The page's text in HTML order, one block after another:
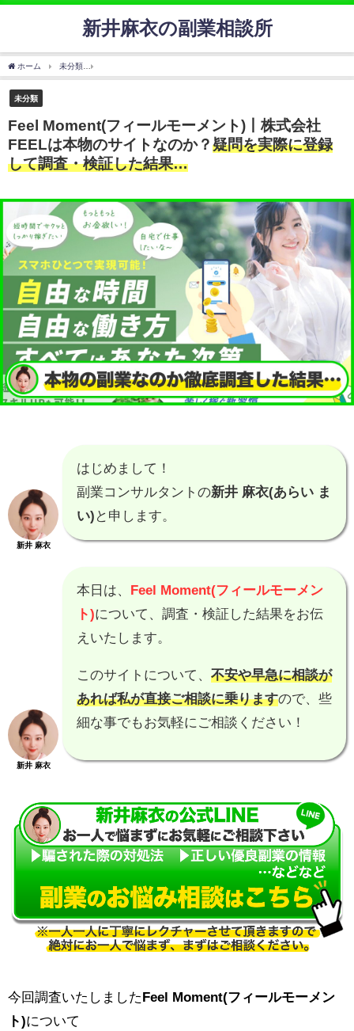
新井麻衣の副業相談所
ホーム 未分類
未分類
Feel Moment(フィールモーメント)丨株式会社
FEELは本物のサイトなのか？疑問を実際に登録
して調査・検証した結果…
新井 麻衣
はじめまして！
副業コンサルタントの新井 麻衣(あらい ま
い) と申します。
新井 麻衣
本日は、
Feel Moment(フィールモーメン
ト)について、調査・検証した結果をお伝
えいたします。
このサイトについて、 不安や早急に相談が
あれば私が直接ご相談に乗りますので、些
細な事でもお気軽にご相談ください！
今回調査いたしましたFeel Moment(フィールモーメン
ト)について